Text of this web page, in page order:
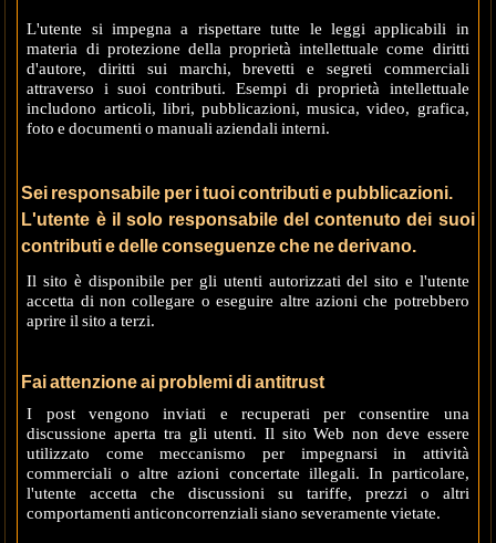
L'utente si impegna a rispettare tutte le leggi applicabili in
materia di protezione della proprietà intellettuale come diritti
d'autore, diritti sui marchi, brevetti e segreti commerciali
attraverso i suoi contributi. Esempi di proprietà intellettuale
includono articoli, libri, pubblicazioni, musica, video, grafica,
foto e documenti o manuali aziendali interni.
Sei responsabile per i tuoi contributi e pubblicazioni.
L'utente è il solo responsabile del contenuto dei suoi
contributi e delle conseguenze che ne derivano.
Il sito è disponibile per gli utenti autorizzati del sito e l'utente
accetta di non collegare o eseguire altre azioni che potrebbero
aprire il sito a terzi.
Fai attenzione ai problemi di antitrust
I post vengono inviati e recuperati per consentire una
discussione aperta tra gli utenti. Il sito Web non deve essere
utilizzato come meccanismo per impegnarsi in attività
commerciali o altre azioni concertate illegali. In particolare,
l'utente accetta che discussioni su tariffe, prezzi o altri
comportamenti anticoncorrenziali siano severamente vietate.